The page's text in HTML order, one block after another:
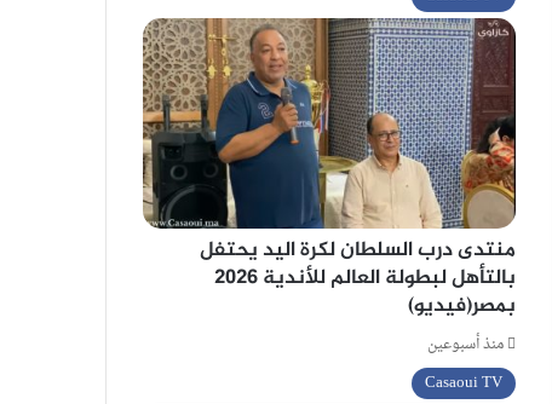
منتدى درب السلطان لكرة اليد يحتفل
بالتأهل لبطولة العالم للأندية 2026
بمصر(فيديو)
منذ أسبوعين
Casaoui TV